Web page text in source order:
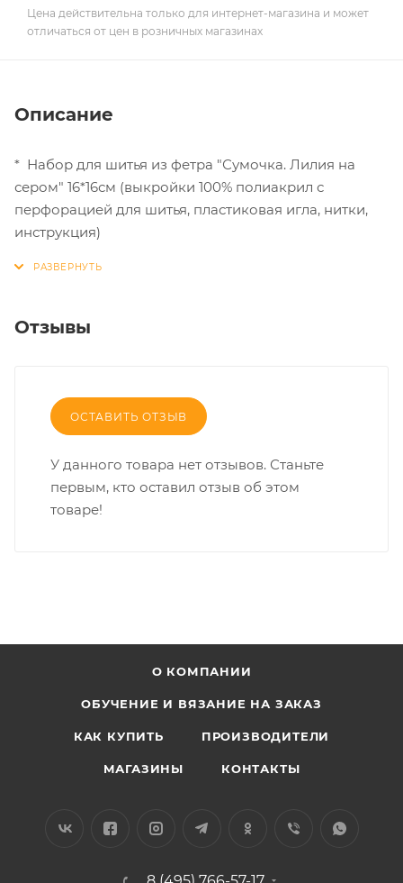
Цена действительна только для интернет-магазина и может
отличаться от цен в розничных магазинах
Описание
* Набор для шитья из фетра "Сумочка. Лилия на
сером" 16*16см (выкройки 100% полиакрил с
перфорацией для шитья, пластиковая игла, нитки,
инструкция)
Отзывы
ОСТАВИТЬ ОТЗЫВ
У данного товара нет отзывов. Станьте
первым, кто оставил отзыв об этом
товаре!
О КОМПАНИИ
ОБУЧЕНИЕ И ВЯЗАНИЕ НА ЗАКАЗ
КАК КУПИТЬ ПРОИЗВОДИТЕЛИ
МАГАЗИНЫ КОНТАКТЫ